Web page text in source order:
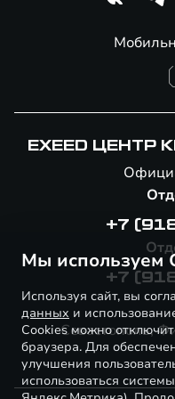
EXEED
+7
+7
Севастополь,
Мы используем
Используя сайт, вы
данных и
Cookies можно
браузера. Для
улучшения
использоваться